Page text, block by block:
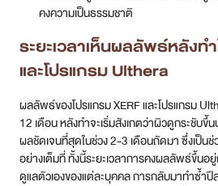
คงความเป็นธรรมชาติ
ระยะเวลาเห็นผลลัพธ์หลังท
และโปรแกรม Ulthera
ผลลัพธ์ของโปรแกรม XERF และโปรแกรม
12 เดือน หลังทำจะเริ่มสังเกตว่าผิวดูกระชับ
ผลชัดเจนที่สุดในช่วง 2-3 เดือนถัดมา ซึ่งเป็น
อย่างเต็มที่ ทั้งนี้ระยะเวลาการคงผลลัพธ์ขึ้น
ดูแลตัวเองของแต่ละบุคคล การกลับมาทำซ้ำปี